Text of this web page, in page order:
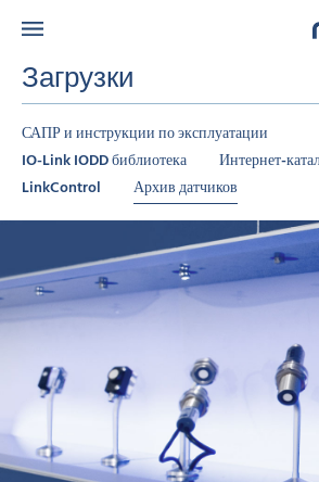
Загрузки
САПР и инструкции по эксплуатации
IO-Link IODD библиотека
Интернет-
LinkControl
Архив датчиков